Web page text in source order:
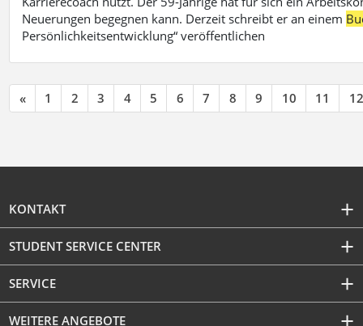
Neuerungen begegnen kann. Derzeit schreibt er an einem
Persönlichkeitsentwicklung“ veröffentlichen
« 1 2 3 4 5 6 7 8 9 10 11 12
KONTAKT
STUDENT SERVICE CENTER
SERVICE
WEITERE ANGEBOTE